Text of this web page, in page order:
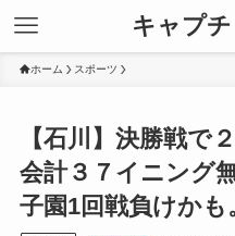
キャプ
ホーム スポーツ
【石川】決勝戦
会計３７イニング
子園1回戦負けかも